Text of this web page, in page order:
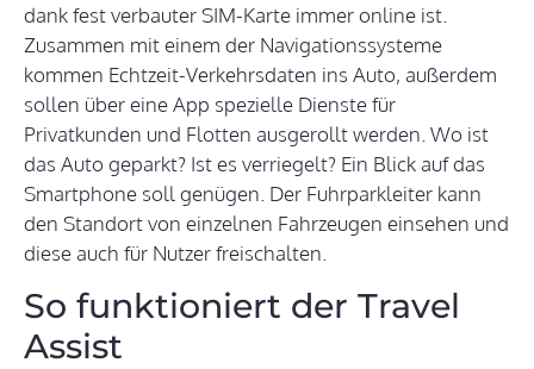
dank fest verbauter SIM-Karte immer online ist.
Zusammen mit einem der Navigationssysteme
kommen Echtzeit-Verkehrsdaten ins Auto, außerdem
sollen über eine App spezielle Dienste für
Privatkunden und Flotten ausgerollt werden. Wo ist
das Auto geparkt? Ist es verriegelt? Ein Blick auf das
Smartphone soll genügen. Der Fuhrparkleiter kann
den Standort von einzelnen Fahrzeugen einsehen und
diese auch für Nutzer freischalten.
So funktioniert der Travel
Assist